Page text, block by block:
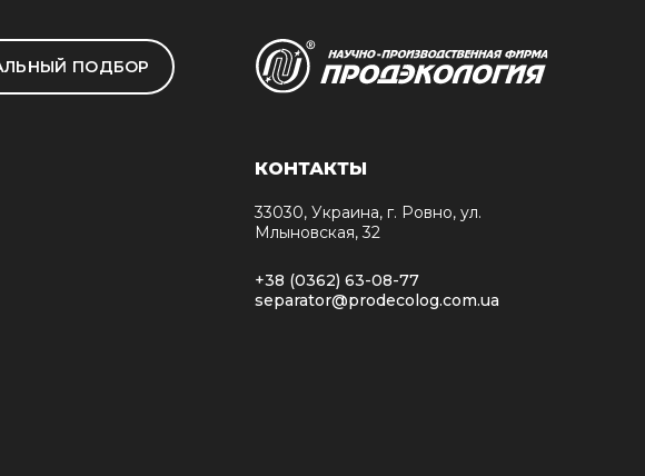
ПОДБОР
КОНТАКТЫ
33030, Украина, г. Ровно, ул.
Млыновская, 32
+38 (0362) 63-08-77
separator@prodecolog.com.ua